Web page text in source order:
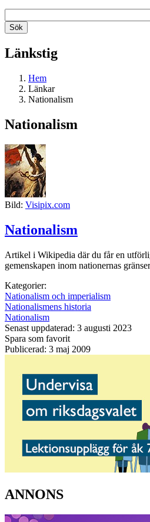
Länkstig
Hem
Länkar
Nationalism
Nationalism
Bild: Visipix.com
Nationalism
Artikel i Wikipedia där du får en
gemenskapen inom nationernas
Kategorier:
Nationalism och imperialism
Nationalismens historia
Nationalism
Senast uppdaterad: 3 augusti 2023
Spara som favorit
Publicerad: 3 maj 2009
ANNONS